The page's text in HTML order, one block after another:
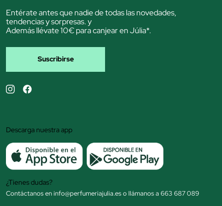
Entérate antes que nadie de todas las novedades,
tendencias y sorpresas. y
Además llévate 10€ para canjear en Júlia*.
Suscribirse
Descarga nuestra app
¿Tienes dudas?
Contáctanos en info@perfumeriajulia.es o llámanos a 663 687 089